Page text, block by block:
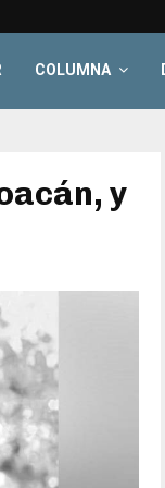
COLUMNA
y